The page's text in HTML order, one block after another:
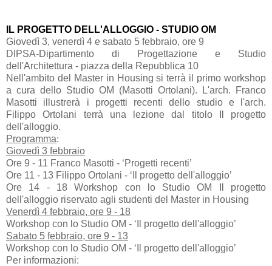
IL PROGETTO DELL'ALLOGGIO - STUDIO OM
Giovedì 3, venerdì 4 e sabato 5 febbraio, ore 9
DIPSA-Dipartimento di Progettazione e Studio
dell'Architettura - piazza della Repubblica 10
Nell'ambito del Master in Housing si terrà il primo workshop
a cura dello Studio OM (Masotti Ortolani). L'arch. Franco
Masotti illustrerà i progetti recenti dello studio e l'arch.
Filippo Ortolani terrà una lezione dal titolo Il progetto
dell'alloggio.
Programma:
Giovedì 3 febbraio
Ore 9 - 11 Franco Masotti - ‘Progetti recenti’
Ore 11 - 13 Filippo Ortolani - ‘Il progetto dell'alloggio’
Ore 14 - 18 Workshop con lo Studio OM Il progetto
dell'alloggio riservato agli studenti del Master in Housing
Venerdì 4 febbraio, ore 9 - 18
Workshop con lo Studio OM - ‘Il progetto dell'alloggio’
Sabato 5 febbraio, ore 9 - 13
Workshop con lo Studio OM - ‘Il progetto dell'alloggio’
Per informazioni: